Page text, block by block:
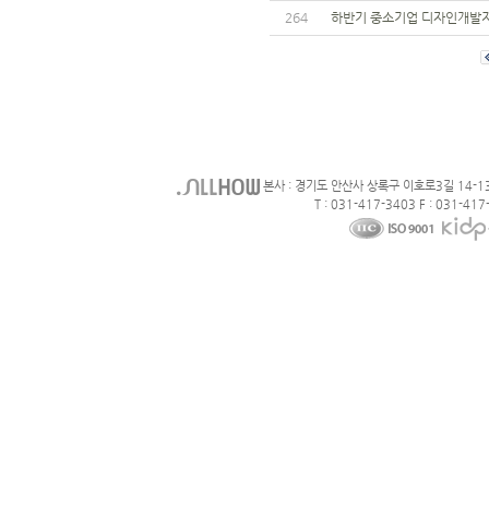
264 하반기 중소기업 디자인개발
본사 : 경기도 안산사 상록구 이호로3길 14-
T : 031-417-3403 F : 031-